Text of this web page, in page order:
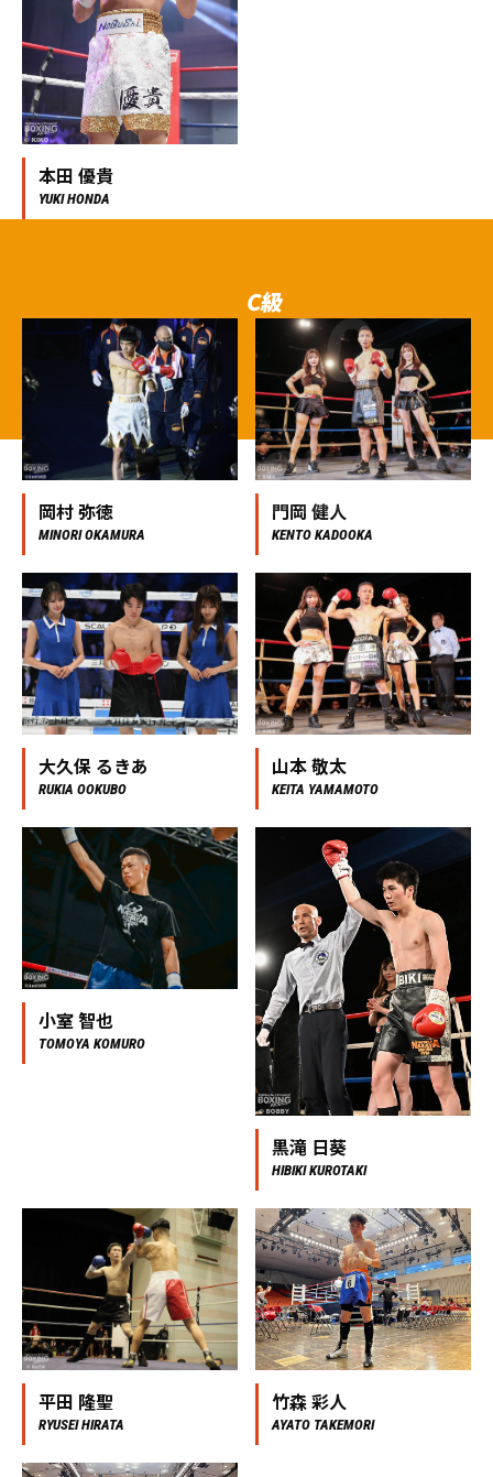
本田 優貴
YUKI HONDA
C級
C-
CLASS
岡村 弥徳
MINORI OKAMURA
門岡 健人
KENTO KADOOKA
大久保 るきあ
RUKIA OOKUBO
山本 敬太
KEITA YAMAMOTO
小室 智也
TOMOYA KOMURO
黒滝 日葵
HIBIKI KUROTAKI
平田 隆聖
RYUSEI HIRATA
竹森 彩人
AYATO TAKEMORI